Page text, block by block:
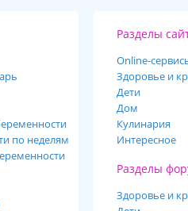
по неделям
Разделы
Online-
Здоровье и
Дети
Дом
Кулинария
Интересное
Разделы
Здоровье и